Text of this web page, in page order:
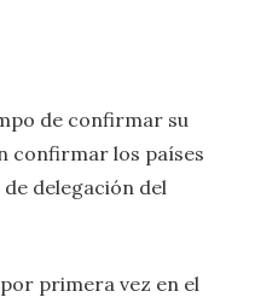
de confirmar su
confirmar los países
delegación del
primera vez en el